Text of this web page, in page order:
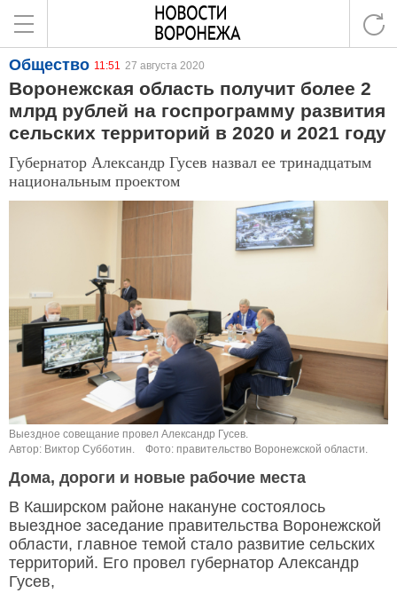
Общество 11:51 27 августа 2020
Воронежская область получит более 2
млрд рублей на госпрограмму развития
сельских территорий в 2020 и 2021 году
Губернатор Александр Гусев назвал ее тринадцатым
национальным проектом
Выездное совещание провел Александр Гусев.
Автор: Виктор Субботин.
Фото: правительство Воронежской области.
Дома, дороги и новые рабочие места
В Каширском районе накануне состоялось
выездное заседание правительства Воронежской
области, главное темой стало развитие сельских
территорий. Его провел губернатор Александр
Гусев,